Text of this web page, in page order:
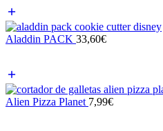
Aladdin PACK 33,60€
Alien Pizza Planet 7,99€